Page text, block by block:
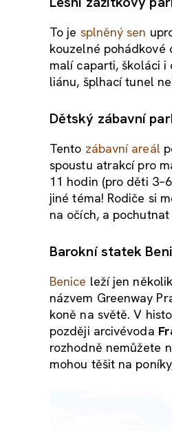
To je splněný sen
kouzelné pohádkové
malí caparti, školáci i
liánu, šplhací tunel
Dětský zábavní
Tento zábavní areál
spoustu atrakcí pro
11 hodin (pro děti
jiné téma! Rodiče si
na očích, a
Barokní statek
Benice leží jen
názvem Greenway
koně na světě. V
později arcivévoda
rozhodně nemůžete
mohou těšit na